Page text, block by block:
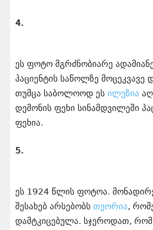
4.
ეს ფოტო მგრძნობიარე
პაციენტის საწოლზე მოცეკვავე
თუმცა საბოლოოდ ეს ილუზია
დემონის ფეხი სინამდვილეში
ფეხია.
5.
ეს 1924 წლის ფოტოა. მონადირე
შესახებ არსებობს თეორია,
დამტკიცებულა. სჯეროდათ,